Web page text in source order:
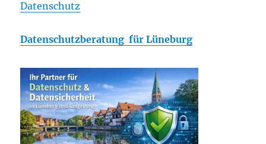
Datenschutz
Datenschutzberatung für Lüneburg